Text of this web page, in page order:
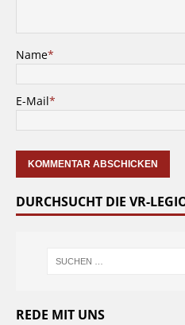
Name*
E-Mail*
DURCHSUCHT DIE VR-
REDE MIT UNS